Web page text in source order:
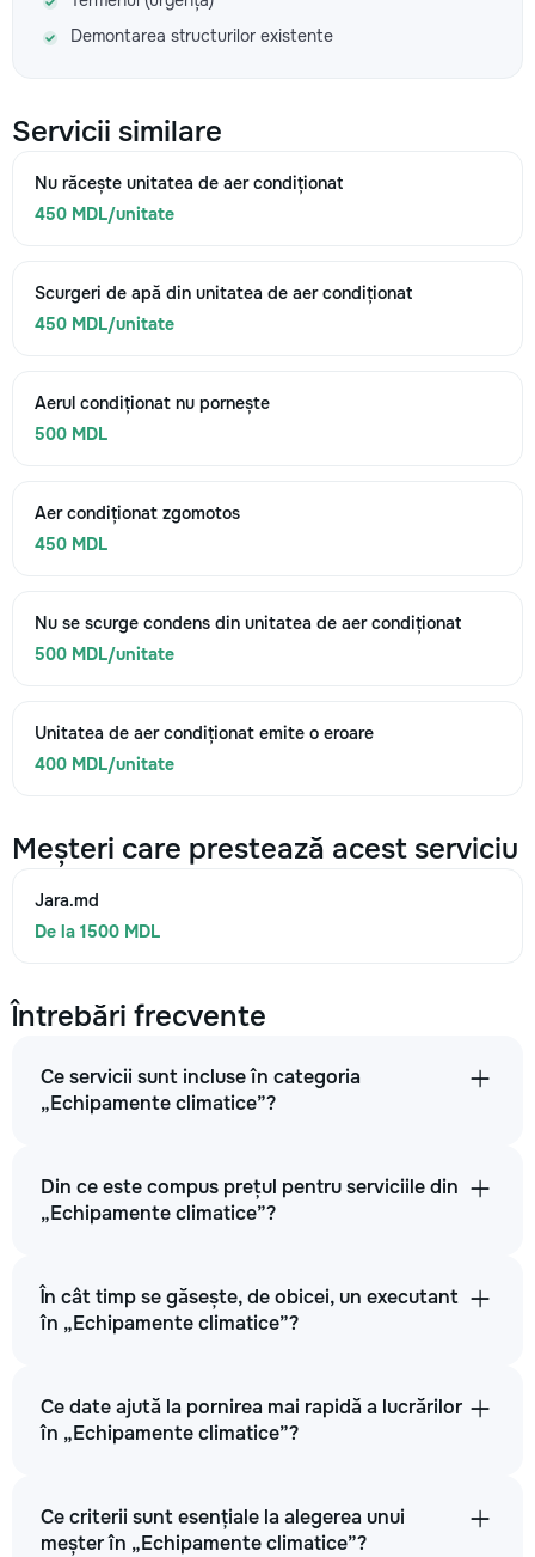
Demontarea structurilor existente
Servicii similare
Nu răcește unitatea de aer condiționat
450 MDL/unitate
Scurgeri de apă din unitatea de aer condiționat
450 MDL/unitate
Aerul condiționat nu pornește
500 MDL
Aer condiționat zgomotos
450 MDL
Nu se scurge condens din unitatea de aer condiționat
500 MDL/unitate
Unitatea de aer condiționat emite o eroare
400 MDL/unitate
Meșteri care prestează acest serviciu
Jara.md
De la 1500 MDL
Întrebări frecvente
Ce servicii sunt incluse în categoria
„Echipamente climatice”?
Din ce este compus prețul pentru serviciile din
„Echipamente climatice”?
În cât timp se găsește, de obicei, un executant
în „Echipamente climatice”?
Ce date ajută la pornirea mai rapidă a lucrărilor
în „Echipamente climatice”?
Ce criterii sunt esențiale la alegerea unui
meșter în „Echipamente climatice”?